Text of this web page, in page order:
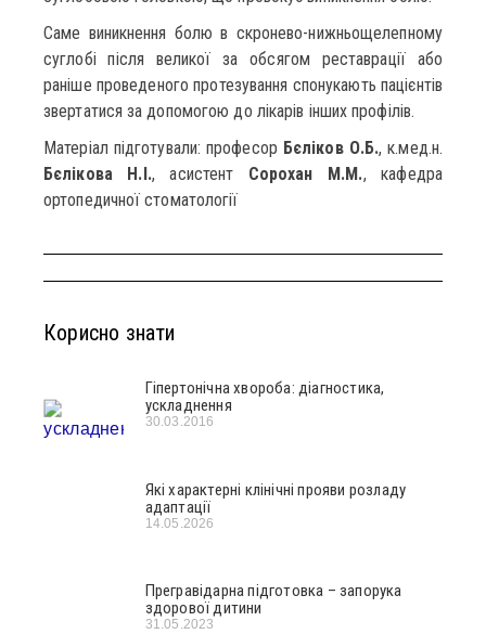
Саме виникнення болю в скронево-нижньощелепному
суглобі після великої за обсягом реставрації або
раніше проведеного протезування спонукають пацієнтів
звертатися за допомогою до лікарів інших профілів.
Матеріал підготували: професор Бєліков О.Б., к.мед.н.
Бєлікова Н.І., асистент Сорохан М.М., кафедра
ортопедичної стоматології
Корисно знати
Гіпертонічна хвороба: діагностика,
ускладнення
30.03.2016
Які характерні клінічні прояви розладу
адаптації
14.05.2026
Прегравідарна підготовка – запорука
здорової дитини
31.05.2023